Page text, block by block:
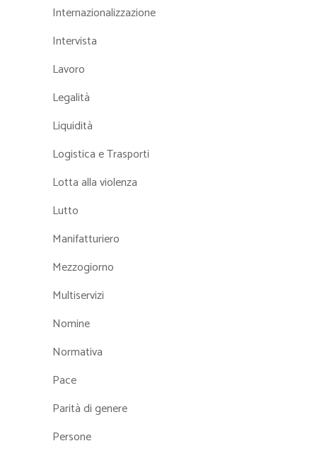
Internazionalizzazione
Intervista
Lavoro
Legalità
Liquidità
Logistica e Trasporti
Lotta alla violenza
Lutto
Manifatturiero
Mezzogiorno
Multiservizi
Nomine
Normativa
Pace
Parità di genere
Persone